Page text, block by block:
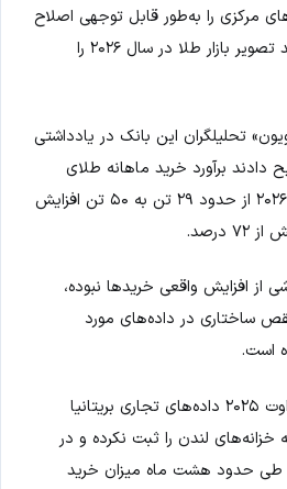
مرکزی را به‌طور قابل توجهی اصلاح
کرده‌اند؛ تغییری که می‌تواند تصویر بازار طلا در سال ۲۰۲۶ را
تحلیلگران این بانک در یادداشتی
دادند برآورد خرید ماهانه طلای
بانک‌های مرکزی در مارس ۲۰۲۶ از حدود ۲۹ تن به ۵۰ تن افزایش
از افزایش واقعی خریدها نبوده،
ساختاری در داده‌های مورد
است.
این بانک اعلام کرد از ماه اوت ۲۰۲۵ داده‌های تجاری بریتانیا
لندن را ثبت نکرده و در
حدود هشت ماه میزان خرید